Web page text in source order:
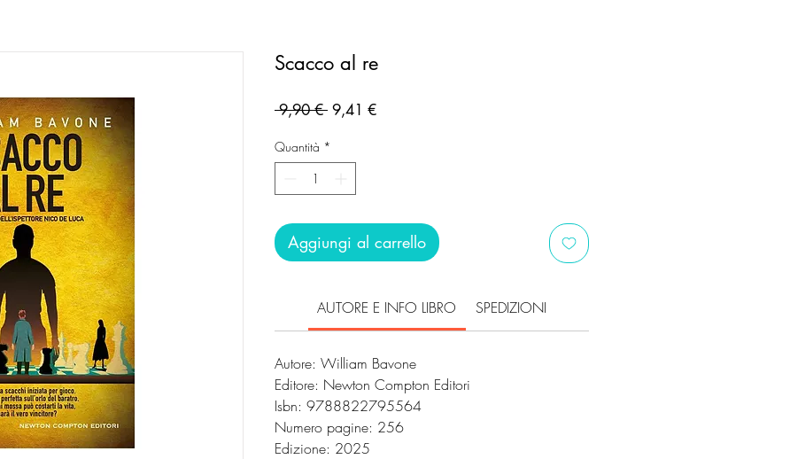
Scacco al re
9,90 € Prezzo
9,41 €Prezzo
Quantità *
Aggiungi al carrello
AUTORE E INFO LIBRO SPEDIZIONI
Autore: William Bavone
Editore: Newton Compton Editori
Isbn: 9788822795564
Numero pagine: 256
Edizione: 2025